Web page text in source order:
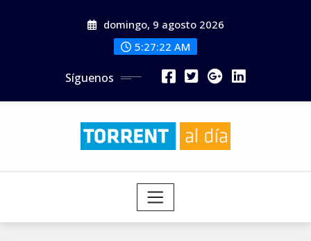
domingo, 9 agosto 2026
5:27:23 AM
Síguenos